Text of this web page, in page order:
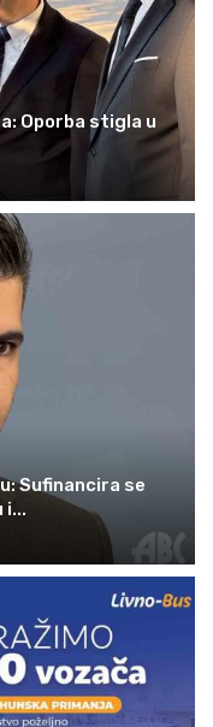
a: Oporba stigla u
Sufinancira se
i...